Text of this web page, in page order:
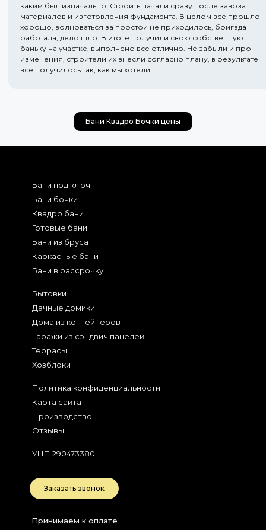
каким был изначально. Строить начали сразу после завоза
материалов и изготовления фундамента. В целом все прошло
хорошо, волноваться за простои не приходилось, бригада
работала, дело шло. В итоге получили свою собственную
баньку на участке, выполнено все отлично. Не забыли и про
изменения, строители их внесли согласно плану, в результате
все получилось так, как мы хотели.
Бани Квадро Бочки цены
Бани под ключ
Бани бочки
Квадро бани
Готовые бани
Бани из бруса
Каркасные бани
Бани в рассрочку
Бытовки
Дачные домики
Дома из контейнеров
Гаражи из сэндвич панелей
Террасы
Хозблоки
Политика конфиденциальности
Карта сайта
Производство
Отзывы
УНП 290473380
Заказать звонок
Принимаем к оплате